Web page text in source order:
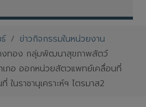
ข่าวกิจกรรมในหน่วยงาน
งทอง กลุ่มพัฒนาสุขภาพสัตว์
เภอ ออกหน่วยสัตวแพทย์เคลื่อนที่
ในราชานุเคราะห์ฯ ไตรมาส2